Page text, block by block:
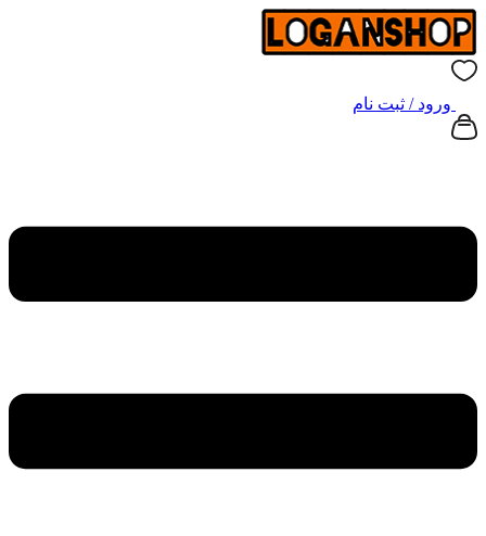
ورود / ثبت نام